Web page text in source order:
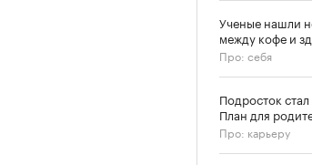
Ученые нашли
между кофе и
Про: себя
Подросток
План для
Про: карьеру